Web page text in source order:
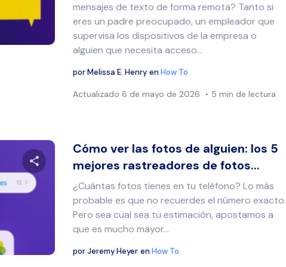
Facebook Copiar enlace
mensajes de texto de forma remota? Tanto si
eres un padre preocupado, un empleador que
supervisa los dispositivos de la empresa o
alguien que necesita acceso...
porMelissa E. Henry enHow To
Actualizado 6 de mayo de 2026 5 min de lectura
Comparte este artículo
Cómo ver las fotos de alguien: los 5
mejores rastreadores de fotos...
¿Cuántas fotos tienes en tu teléfono? Lo más
probable es que no recuerdes el número exacto.
Pero sea cual sea tu estimación, apostamos a
que es mucho mayor...
porJeremy Heyer enHow To